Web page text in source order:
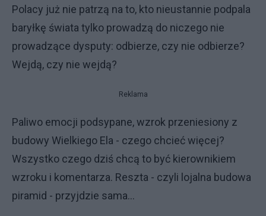
Polacy już nie patrzą na to, kto nieustannie podpala
baryłkę świata tylko prowadzą do niczego nie
prowadzące dysputy: odbierze, czy nie odbierze?
Wejdą, czy nie wejdą?
Reklama
Paliwo emocji podsypane, wzrok przeniesiony z
budowy Wielkiego Ela - czego chcieć więcej?
Wszystko czego dziś chcą to być kierownikiem
wzroku i komentarza. Reszta - czyli lojalna budowa
piramid - przyjdzie sama...